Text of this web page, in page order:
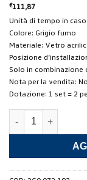
€111,87
Unità di tempo in
Colore: Grigio fumo
Materiale: Vetro
Posizione
Solo in combinazione
Nota per la vendita:
Dotazione: 1 set = 2
Deflettore porta